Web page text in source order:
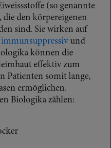
(so genannte
den körpereigenen
sind. Sie wirken auf
immunsuppressiv und
können die
effektiv zum
Patienten somit lange,
ermöglichen.
Biologika zählen: